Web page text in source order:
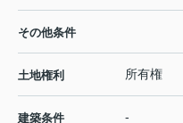
その他条件
土地権利 所有権
建築条件 -